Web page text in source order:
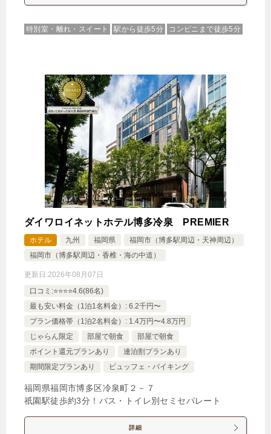
特別室・離れ・スイート 駅から徒歩5分 コンビニまで徒歩5分
ダイワロイネットホテル博多冷泉 PREMIER
ホテル 九州 福岡県
福岡市（博多駅周辺・天神周辺）
福岡市（博多駅周辺・香椎・海の中道）
更新日:2026年08月07日
口コミ:⭐️⭐️⭐️⭐️4.6(86名)
最も安い料金（1泊1名料金）: 6.2千円〜
プラン価格帯（1泊2名料金）: 1.4万円〜4.8万円
じゃらん限定
部屋で朝食
部屋で朝食
ポイント還元プランあり
連泊割プランあり
期間限定プランあり
ビュッフェ・バイキング
福岡県福岡市博多区冷泉町２－７
祇園駅徒歩約3分！バス・トイレ別セミセパレート
詳細